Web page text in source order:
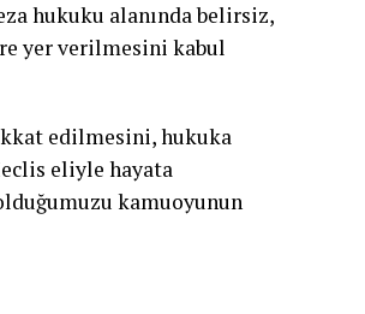
hukuku alanında belirsiz,
yer verilmesini kabul
edilmesini, hukuka
eliyle hayata
kamuoyunun